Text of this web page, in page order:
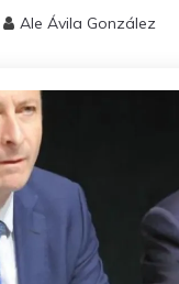
Ale Ávila González